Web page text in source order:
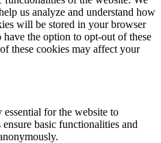
us analyze and understand how
will be stored in your browser
the option to opt-out of these
these cookies may affect your
essential for the website to
basic functionalities and